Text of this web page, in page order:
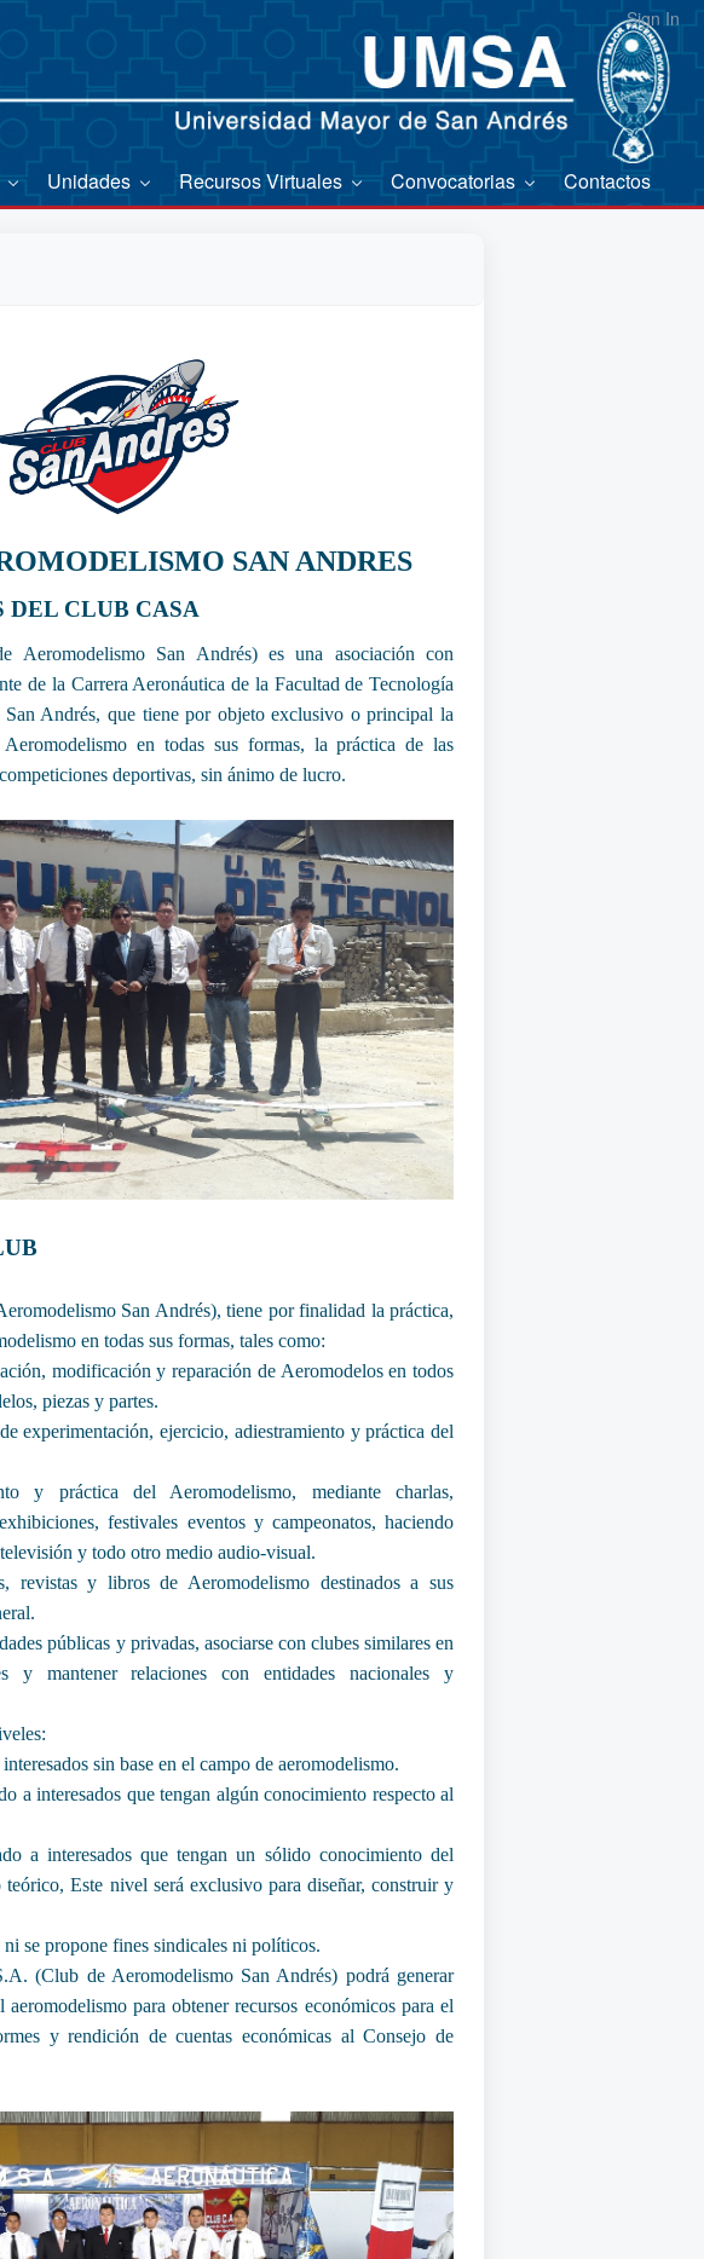
Sign In
Unidades Recursos Virtuales Convocatorias Contactos
SAN ANDRES
DEL CLUB CASA
San Andrés) es una asociación con
de la Carrera Aeronáutica de la Facultad de Tecnología
Andrés, que tiene por objeto exclusivo o principal la
en todas sus formas, la práctica de las
deportivas, sin ánimo de lucro.
San Andrés), tiene por finalidad la práctica,
en todas sus formas, tales como:
modificación y reparación de Aeromodelos en todos
piezas y partes.
experimentación, ejercicio, adiestramiento y práctica del
y práctica del Aeromodelismo, mediante charlas,
festivales eventos y campeonatos, haciendo
y todo otro medio audio-visual.
revistas y libros de Aeromodelismo destinados a sus
públicas y privadas, asociarse con clubes similares en
y mantener relaciones con entidades nacionales y
sin base en el campo de aeromodelismo.
a interesados que tengan algún conocimiento respecto al
a interesados que tengan un sólido conocimiento del
teórico, Este nivel será exclusivo para diseñar, construir y
propone fines sindicales ni políticos.
de Aeromodelismo San Andrés) podrá generar
para obtener recursos económicos para el
y rendición de cuentas económicas al Consejo de